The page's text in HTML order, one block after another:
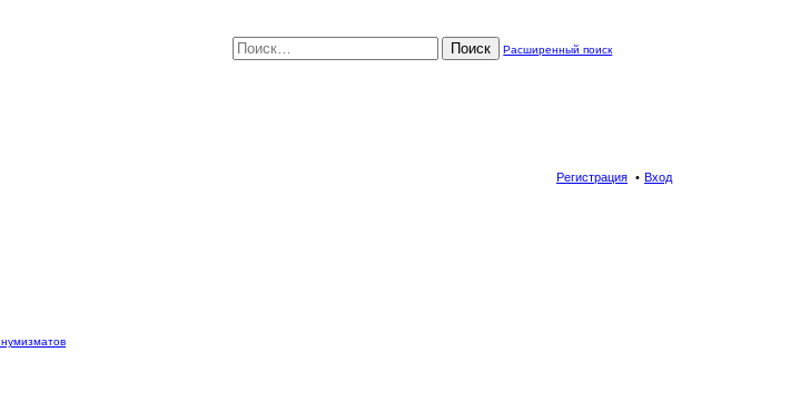
Поиск Расширенный поиск
Вход
Регистрация